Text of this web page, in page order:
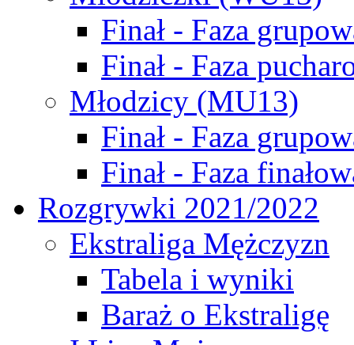
Finał - Faza
Finał - Faza
Młodzicy (MU13)
Finał - Faza
Finał - Faza
Rozgrywki 2021/2022
Ekstraliga Mężczyzn
Tabela i wyniki
Baraż o Ekstraligę